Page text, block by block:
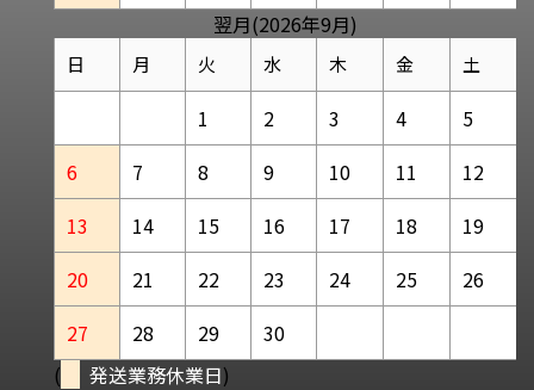
翌月(2026年9月)
日 月 火 水 木 金 土
1 2 3 4
5
6
7 8 9 10 11
12
13
14 15 16 17 18
19
20
21 22 23 24 25
26
27
28 29
30
(
発送業務休業日)